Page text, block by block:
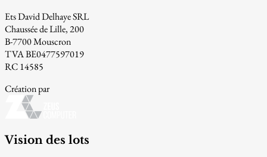
Ets David Delhaye SRL
Chaussée de Lille, 200
B-7700 Mouscron
TVA BE0477597019
RC 14585
Création par
Vision des lots